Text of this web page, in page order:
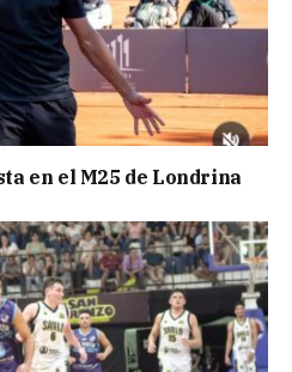
en el M25 de Londrina